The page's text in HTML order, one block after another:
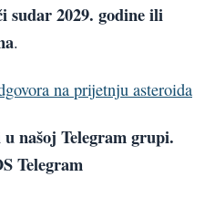
sudar 2029. godine ili
.
na prijetnju asteroida
našoj Telegram grupi.
Telegram